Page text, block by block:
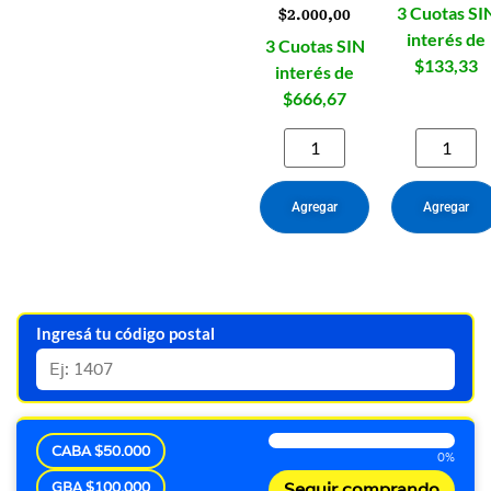
$2.000,00
3 Cuotas SIN
interés de
$666,67
Agregar
3 Cuotas
interés de
$133,33
Agregar
Ingresá tu código postal
CABA $50.000
GBA $100.000
0%